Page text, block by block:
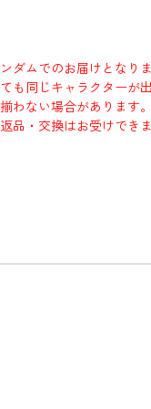
ムでのお届けとなりま
同じキャラクターが
わない場合があります。
・交換はお受けできま